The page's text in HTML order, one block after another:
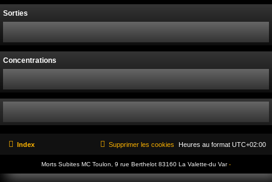
Sorties
Concentrations
Index Heures au format UTC+02:00
Supprimer les cookies
Morts Subites MC Toulon, 9 rue Berthelot 83160 La Valette-du Var-